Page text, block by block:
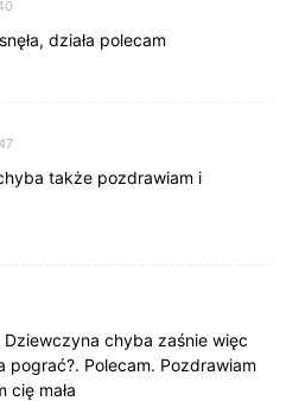
działa polecam
także pozdrawiam i
chyba zaśnie więc
pograć?. Polecam. Pozdrawiam
cię mała